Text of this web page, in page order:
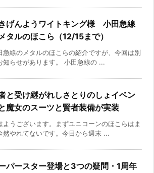
げんようワイトキング様 小田急線
タルのほこら（12/15まで）
急線のメタルのほこらの紹介ですが、今回は別
知らせがあります。 小田急線の ...
と受け継がれしさとりのしょイベン
魔女のスーツと賢者装備が実装
ようございます。まずユニコーンのほこらはま
然やれてないです。今日から週末 ...
パースター登場と3つの疑問・1周年